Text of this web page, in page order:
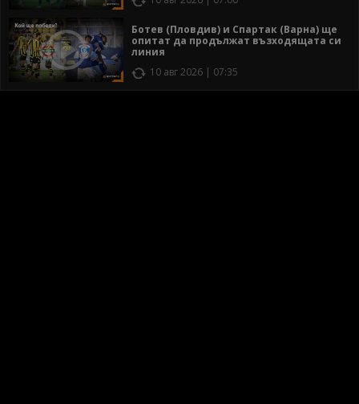
Ботев (Пловдив) и Спартак (Варна) ще
опитат да продължат възходящата си
линия
10 авг 2026 | 07:35